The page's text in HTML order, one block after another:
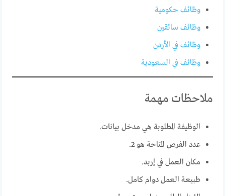
وظائف حكومية
وظائف سائقين
وظائف في الأردن
وظائف في السعودية
ملاحظات مهمة
الوظيفة المطلوبة هي مدخل بيانات.
عدد الفرص المتاحة هو 2.
مكان العمل في إربد.
طبيعة العمل دوام كامل.